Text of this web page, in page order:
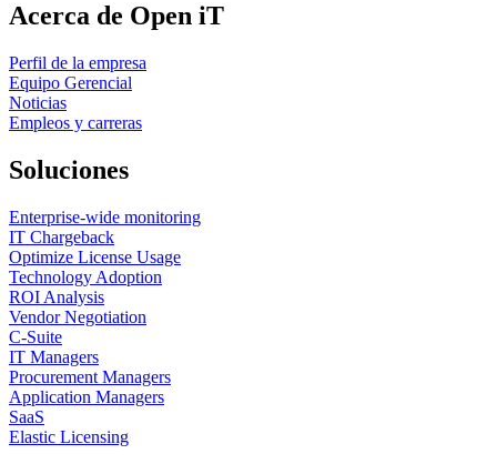
Acerca de Open iT
Perfil de la empresa
Equipo Gerencial
Noticias
Empleos y carreras
Soluciones
Enterprise-wide monitoring
IT Chargeback
Optimize License Usage
Technology Adoption
ROI Analysis
Vendor Negotiation
C-Suite
IT Managers
Procurement Managers
Application Managers
SaaS
Elastic Licensing